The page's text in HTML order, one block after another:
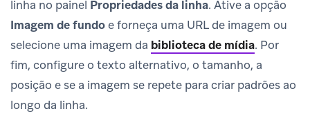
linha no painel Propriedades da linha. Ative a opção
Imagem de fundoe forneça uma URL de imagem ou
selecione uma imagem da biblioteca de mídia. Por
fim, configure o texto alternativo, o tamanho, a
posição e se a imagem se repete para criar padrões ao
longo da linha.